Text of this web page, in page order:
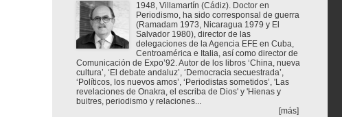
1948, Villamartín (Cádiz). Doctor en
Periodismo, ha sido corresponsal de guerra
(Ramadam 1973, Nicaragua 1979 y El
Salvador 1980), director de las
delegaciones de la Agencia EFE en Cuba,
Centroamérica e Italia, así como director de
Comunicación de Expo’92. Autor de los libros ‘China, nueva
cultura’, ‘El debate andaluz’, ‘Democracia secuestrada’,
‘Políticos, los nuevos amos’, ‘Periodistas sometidos’, 'Las
revelaciones de Onakra, el escriba de Dios' y 'Hienas y
buitres, periodismo y relaciones...
[más]